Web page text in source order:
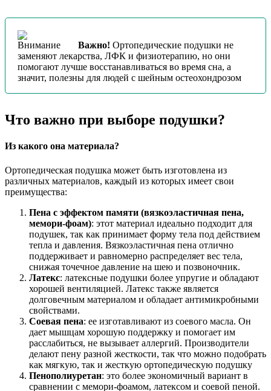
Важно! Ортопедические подушки не
заменяют лекарства, ЛФК и физиотерапию, но они
помогают лучше восстанавливаться во время сна, а
значит, полезны для людей с шейным остеохондрозом
Что важно при выборе подушки?
Из какого она материала?
Ортопедическая подушка может быть изготовлена из
различных материалов, каждый из которых имеет свои
преимущества:
Пена с эффектом памяти (вязкоэластичная пена,
мемори-фоам): этот материал идеально подходит для
подушек, так как принимает форму тела под действием
тепла и давления. Вязкоэластичная пена отлично
поддерживает и равномерно распределяет вес тела,
снижая точечное давление на шею и позвоночник.
Латекс: латексные подушки более упругие и обладают
хорошей вентиляцией. Латекс также является
долговечным материалом и обладает антимикробными
свойствами.
Соевая пена: ее изготавливают из соевого масла. Он
дает мышцам хорошую поддержку и помогает им
расслабиться, не вызывает аллергий. Производители
делают пену разной жесткости, так что можно подобрать
как мягкую, так и жесткую ортопедическую подушку
Пенополиуретан: это более экономичный вариант в
сравнении с мемори-фоамом, латексом и соевой пеной.